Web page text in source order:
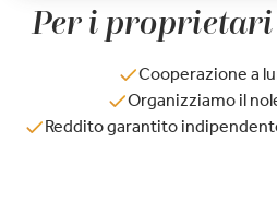
Per i proprietari
Cooperazione a
Organizziamo il
Reddito garantito